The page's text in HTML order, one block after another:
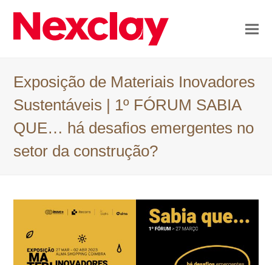
Exposição de Materiais Inovadores
Sustentáveis | 1º FÓRUM SABIA
QUE… há desafios emergentes no
setor da construção?